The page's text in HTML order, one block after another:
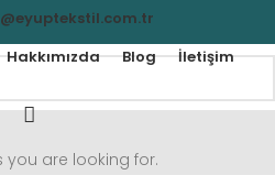
Hakkımızda Blog İletişim
are looking for.